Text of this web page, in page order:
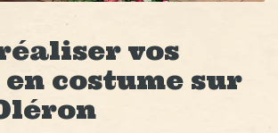
vos
costume sur